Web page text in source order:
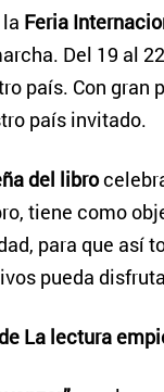
Feria
Del 19 al
país. Con gran
país invitado.
del libro
tiene como
para que así
pueda
La lectura